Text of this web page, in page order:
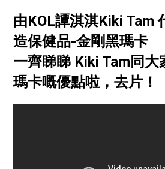
由KOL譚淇淇Kiki Tam
造保健品-金剛黑瑪卡
一齊睇睇 Kiki Tam同大
瑪卡嘅優點啦，去片！